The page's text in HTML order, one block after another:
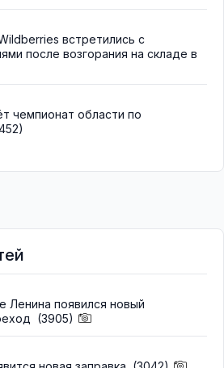
встретились с
после возгорания на складе в
чемпионат области по
Ленина появился новый
(3905)